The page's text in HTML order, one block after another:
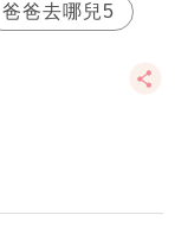
爸爸去哪兒5